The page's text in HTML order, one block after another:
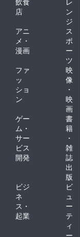
店
ン
ジ
アニ
メ・
漫画
ス
ポ
ー
ツ
ファ
ッ
ショ
ン
映
像
・
映
画
ゲー
ム・
サー
ビス
開発
書
籍
・
雑
誌
出
版
ビジ
ネ
ス・
起業
ビ
ュ
ー
テ
ィ
ー